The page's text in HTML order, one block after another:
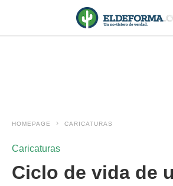
HOMEPAGE CARICATURAS
Caricaturas
Ciclo de vida de